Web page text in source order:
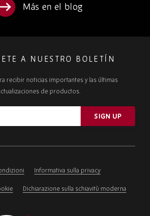
Más en el blog
A NUESTRO BOLETÍN
recibir noticias importantes y las últimas
de productos.
SIGN UP
Informativa sulla privacy
Dichiarazione sulla schiavitù moderna